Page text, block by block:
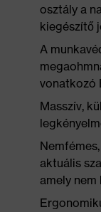
osztály a
kiegészítő
A
vonatkozó
Masszív,
aktuális
amely